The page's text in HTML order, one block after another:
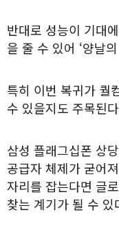
반대로 성능이 기대
을 줄 수 있어 ‘양날
특히 이번 복귀가 퀄
수 있을지도 주목된
삼성 플래그십폰 상
공급자 체제가 굳어
자리를 잡는다면 글
찾는 계기가 될 수 있